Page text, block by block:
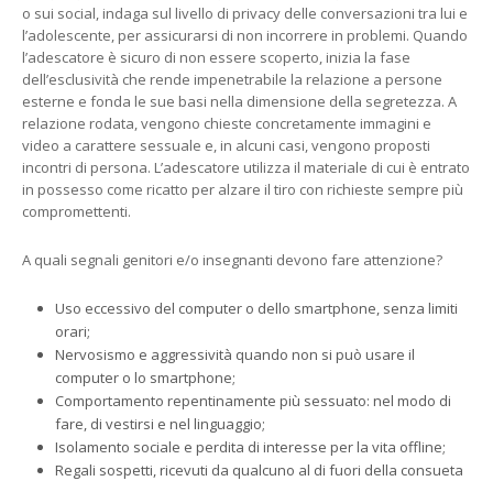
o sui social, indaga sul livello di privacy delle conversazioni tra lui e
l’adolescente, per assicurarsi di non incorrere in problemi. Quando
l’adescatore è sicuro di non essere scoperto, inizia la fase
dell’esclusività che rende impenetrabile la relazione a persone
esterne e fonda le sue basi nella dimensione della segretezza. A
relazione rodata, vengono chieste concretamente immagini e
video a carattere sessuale e, in alcuni casi, vengono proposti
incontri di persona. L’adescatore utilizza il materiale di cui è entrato
in possesso come ricatto per alzare il tiro con richieste sempre più
compromettenti.
A quali segnali genitori e/o insegnanti devono fare attenzione?
Uso eccessivo del computer o dello smartphone, senza limiti
orari;
Nervosismo e aggressività quando non si può usare il
computer o lo smartphone;
Comportamento repentinamente più sessuato: nel modo di
fare, di vestirsi e nel linguaggio;
Isolamento sociale e perdita di interesse per la vita offline;
Regali sospetti, ricevuti da qualcuno al di fuori della consueta